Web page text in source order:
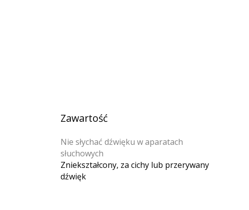
Zawartość
Nie słychać dźwięku w aparatach
słuchowych
Zniekształcony, za cichy lub przerywany
dźwięk